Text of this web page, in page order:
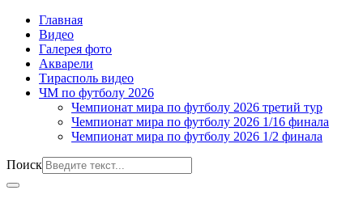
Главная
Видео
Галерея фото
Акварели
Тирасполь видео
ЧМ по футболу 2026
Чемпионат мира по футболу 2026 третий тур
Чемпионат мира по футболу 2026 1/16 финала
Чемпионат мира по футболу 2026 1/2 финала
Поиск